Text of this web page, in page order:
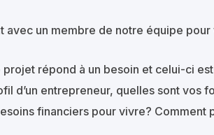
avec un membre de notre équipe
répond à un besoin et celui-ci
d’un entrepreneur, quelles sont vos
financiers pour vivre?